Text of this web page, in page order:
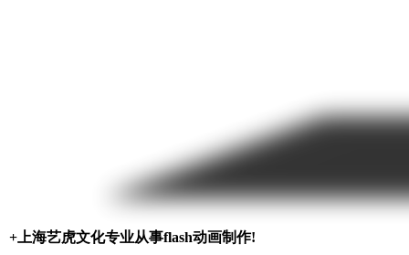
+上海艺虎文化专业从事flash动画制作!